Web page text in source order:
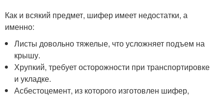
Как и всякий предмет, шифер имеет недостатки, а
именно:
Листы довольно тяжелые, что усложняет подъем на
крышу.
Хрупкий, требует осторожности при транспортировке
и укладке.
Асбестоцемент, из которого изготовлен шифер,